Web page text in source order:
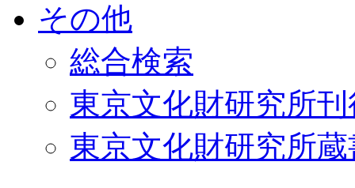
その他
総合検索
東京文化財研究所
東京文化財研究所